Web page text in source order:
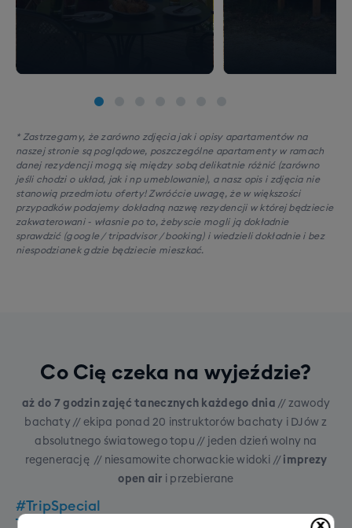
x
* Zastrzegamy, że zarówno zdjęcia jak i opisy apartamentów na
naszej stronie są poglądowe, poszczególne apartamenty w ramach
danej rezydencji mogą się między sobą delikatnie różnić (zarówno
jeśli chodzi o układ, jak i np umeblowanie), a nasz opis i zdjęcia nie
stanowią przedmiotu oferty! Zwróćcie uwagę, że w większości
przypadków podajemy dokładną nazwę rezydencji w której będziecie
zakwaterowani - własnie po to, żebyscie mogli ją dokładnie
sprawdzić (google / tripadvisor / booking) i wiedzieli dokładnie i bez
niespodzianek gdzie będziecie mieszkać.
Co Cię czeka na wyjeździe?
aż do 7 godzin zajęć tanecznych każdego dnia // zawody
bachaty // ekipa ponad 20 instruktorów bachaty i DJów z
absolutnego światowego topu // jeden dzień wolny na
regenerację // niesamowite chorwackie widoki // imprezy
open air i przebierane
#TripSpecial